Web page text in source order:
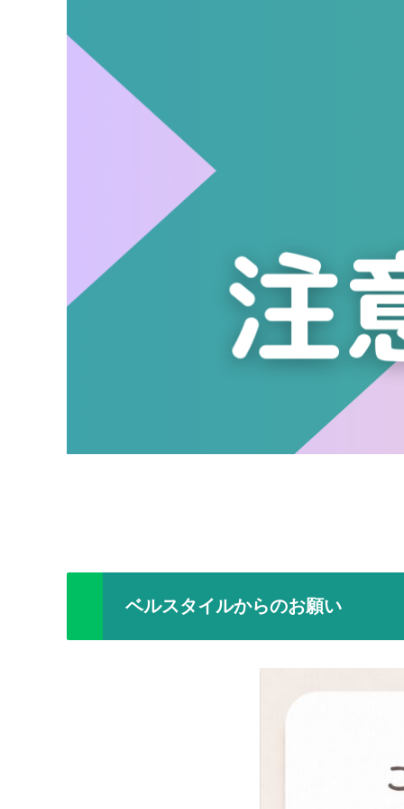
ベルスタイルからのお願い